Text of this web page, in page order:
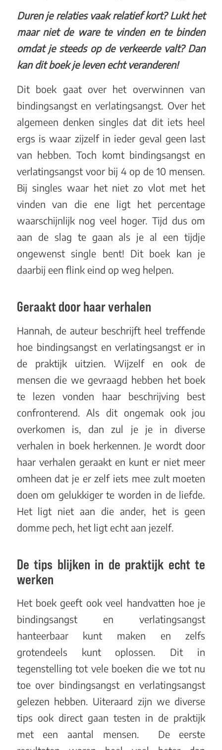
Duren je relaties vaak relatief kort? Lukt het
maar niet de ware te vinden en te binden
omdat je steeds op de verkeerde valt? Dan
kan dit boek je leven echt veranderen!
Dit boek gaat over het overwinnen van
bindingsangst en verlatingsangst. Over het
algemeen denken singles dat dit iets heel
ergs is waar zijzelf in ieder geval geen last
van hebben. Toch komt bindingsangst en
verlatingsangst voor bij 4 op de 10 mensen.
Bij singles waar het niet zo vlot met het
vinden van die ene ligt het percentage
waarschijnlijk nog veel hoger. Tijd dus om
aan de slag te gaan als je al een tijdje
ongewenst single bent! Dit boek kan je
daarbij een flink eind op weg helpen.
Geraakt door haar verhalen
Hannah, de auteur beschrijft heel treffende
hoe bindingsangst en verlatingsangst er in
de praktijk uitzien. Wijzelf en ook de
mensen die we gevraagd hebben het boek
te lezen vonden haar beschrijving best
confronterend. Als dit ongemak ook jou
overkomen is, dan zul je je in diverse
verhalen in boek herkennen. Je wordt door
haar verhalen geraakt en kunt er niet meer
omheen dat je er zelf iets mee zult moeten
doen om gelukkiger te worden in de liefde.
Het ligt niet aan die ander, het is geen
domme pech, het ligt echt aan jezelf.
De tips blijken in de praktijk echt te
werken
Het boek geeft ook veel handvatten hoe je
bindingsangst en verlatingsangst
hanteerbaar kunt maken en zelfs
grotendeels kunt oplossen. Dit in
tegenstelling tot vele boeken die we tot nu
toe over bindingsangst en verlatingsangst
gelezen hebben. Uiteraard zijn we diverse
tips ook direct gaan testen in de praktijk
met een aantal mensen. De eerste